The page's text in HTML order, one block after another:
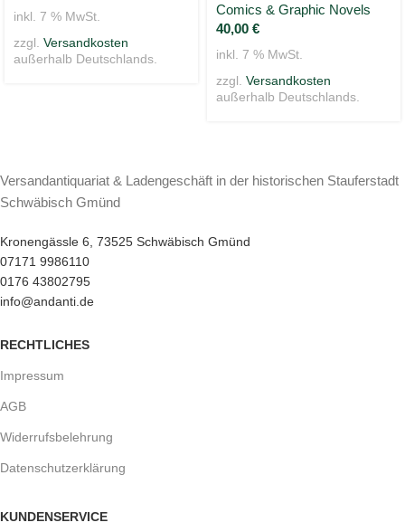
inkl. 7 % MwSt.
zzgl. Versandkosten
außerhalb Deutschlands.
Comics & Graphic Novels
40,00 €
inkl. 7 % MwSt.
zzgl. Versandkosten
außerhalb Deutschlands.
Versandantiquariat & Ladengeschäft in der historischen Stauferstadt
Schwäbisch Gmünd
Kronengässle 6, 73525 Schwäbisch Gmünd
07171 9986110
0176 43802795
info@andanti.de
RECHTLICHES
Impressum
AGB
Widerrufsbelehrung
Datenschutzerklärung
KUNDENSERVICE